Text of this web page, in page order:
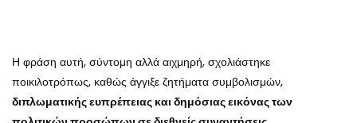
Η φράση αυτή, σύντομη αλλά αιχμηρή, σχολιάστηκε
ποικιλοτρόπως, καθώς άγγιξε ζητήματα συμβολισμών,
διπλωματικής ευπρέπειας και δημόσιας εικόνας των